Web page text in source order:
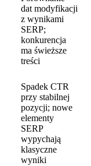
dat modyfikacji
z wynikami
SERP;
konkurencja
ma świeższe
treści
Spadek CTR
przy stabilnej
pozycji; nowe
elementy
SERP
wypychają
klasyczne
wyniki